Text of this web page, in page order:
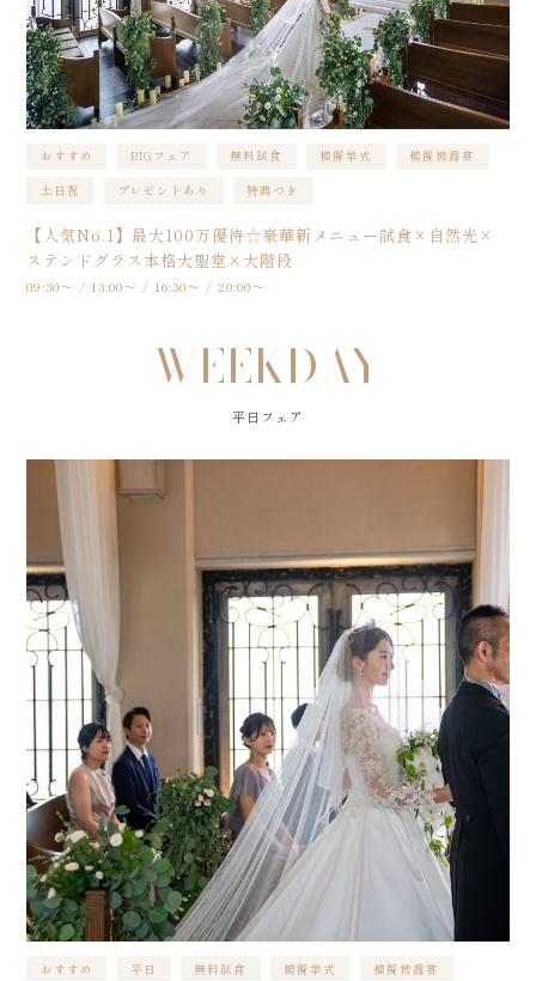
おすすめ BIGフェア 無料試食 模擬挙式 模擬披露宴
土日祝 プレゼントあり 特典つき
【人気No.1】最大100万優待☆豪華新メニュー試食×自然光×
ステンドグラス本格大聖堂×大階段
09:30～ / 13:00～ / 16:30～ / 20:00～
WEEKDAY
平日フェア
おすすめ 平日 無料試食 模擬挙式 模擬披露宴